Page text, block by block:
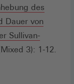
des
Dauer von
Sullivan-
3): 1-12.